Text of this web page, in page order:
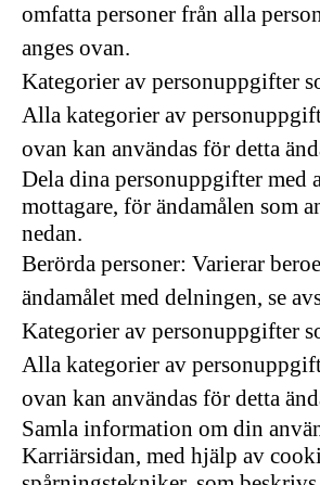
omfatta personer från alla
anges ovan.
Kategorier av personuppgifter
Alla kategorier av
ovan kan användas för detta
Dela dina personuppgifter med
mottagare, för ändamålen som
nedan.
Berörda personer: Varierar
ändamålet med delningen, se
Kategorier av personuppgifter
Alla kategorier av
ovan kan användas för detta
Samla information om din
Karriärsidan, med hjälp av